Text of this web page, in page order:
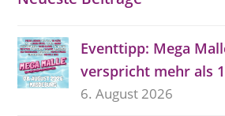
Eventtipp: Mega
verspricht mehr als
6. August 2026